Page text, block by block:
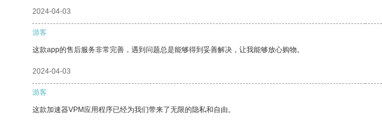
2024-04-03
游客
这款app的售后服务非常完善，遇到问题总是能够得到妥善解决，让我能够放心购物。
2024-04-03
游客
这款加速器VPM应用程序已经为我们带来了无限的隐私和自由。